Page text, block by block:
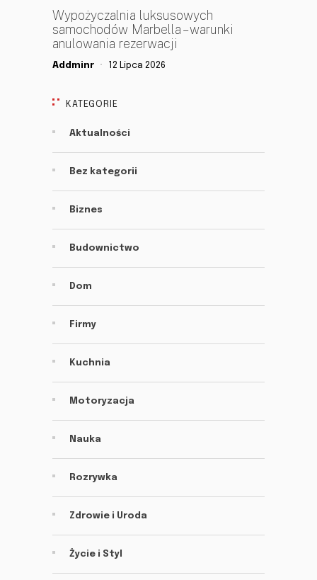
Wypożyczalnia luksusowych
samochodów Marbella – warunki
anulowania rezerwacji
Addminr 12 Lipca 2026
KATEGORIE
Aktualności
Bez kategorii
Biznes
Budownictwo
Dom
Firmy
Kuchnia
Motoryzacja
Nauka
Rozrywka
Zdrowie i Uroda
Życie i Styl